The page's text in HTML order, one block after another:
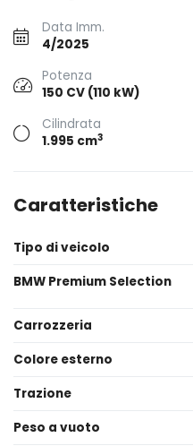
Data Imm.
4/2025
Potenza
150 CV (110 kW)
Cilindrata
1.995 cm3
Caratteristiche
Tipo di veicolo
BMW Premium Selection
Carrozzeria
Colore esterno
Trazione
Peso a vuoto